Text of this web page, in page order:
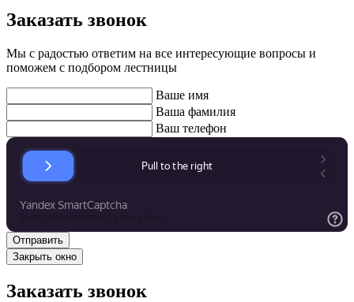
Заказать звонок
Мы с радостью ответим на все интересующие вопросы и
поможем с подбором лестницы
Ваше имя
Ваша фамилия
Ваш телефон
Закрыть окно
Заказать звонок